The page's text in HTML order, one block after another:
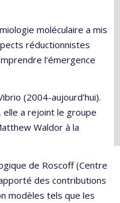
moléculaire a mis
réductionnistes
l’émergence
(2004-aujourd'hui).
a rejoint le groupe
Waldor à la
de Roscoff (Centre
des contributions
modèles tels que les